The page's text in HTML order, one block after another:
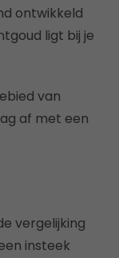
ontwikkeld
ligt bij je
van
af met een
vergelijking
insteek